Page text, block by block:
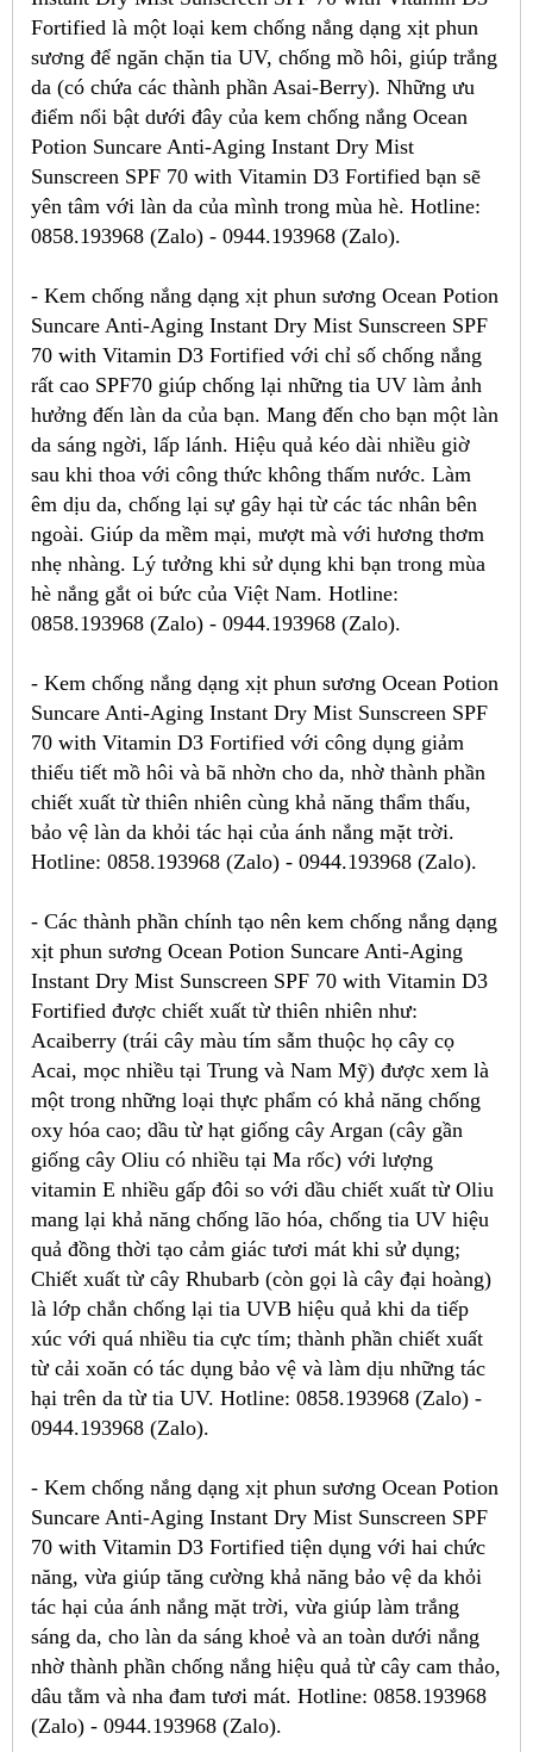
Fortified là một loại kem chống nắng dạng xịt phun
sương để ngăn chặn tia UV, chống mồ hôi, giúp trắng
da (có chứa các thành phần Asai-Berry). Những ưu
điểm nổi bật dưới đây của kem chống nắng Ocean
Potion Suncare Anti-Aging Instant Dry Mist
Sunscreen SPF 70 with Vitamin D3 Fortified bạn sẽ
yên tâm với làn da của mình trong mùa hè. Hotline:
0858.193968 (Zalo) - 0944.193968 (Zalo).
- Kem chống nắng dạng xịt phun sương Ocean Potion
Suncare Anti-Aging Instant Dry Mist Sunscreen SPF
70 with Vitamin D3 Fortified với chỉ số chống nắng
rất cao SPF70 giúp chống lại những tia UV làm ảnh
hưởng đến làn da của bạn. Mang đến cho bạn một làn
da sáng ngời, lấp lánh. Hiệu quả kéo dài nhiều giờ
sau khi thoa với công thức không thấm nước. Làm
êm dịu da, chống lại sự gây hại từ các tác nhân bên
ngoài. Giúp da mềm mại, mượt mà với hương thơm
nhẹ nhàng. Lý tưởng khi sử dụng khi bạn trong mùa
hè nắng gắt oi bức của Việt Nam. Hotline:
0858.193968 (Zalo) - 0944.193968 (Zalo).
- Kem chống nắng dạng xịt phun sương Ocean Potion
Suncare Anti-Aging Instant Dry Mist Sunscreen SPF
70 with Vitamin D3 Fortified với công dụng giảm
thiểu tiết mồ hôi và bã nhờn cho da, nhờ thành phần
chiết xuất từ thiên nhiên cùng khả năng thẩm thấu,
bảo vệ làn da khỏi tác hại của ánh nắng mặt trời.
Hotline: 0858.193968 (Zalo) - 0944.193968 (Zalo).
- Các thành phần chính tạo nên kem chống nắng dạng
xịt phun sương Ocean Potion Suncare Anti-Aging
Instant Dry Mist Sunscreen SPF 70 with Vitamin D3
Fortified được chiết xuất từ thiên nhiên như:
Acaiberry (trái cây màu tím sẫm thuộc họ cây cọ
Acai, mọc nhiều tại Trung và Nam Mỹ) được xem là
một trong những loại thực phẩm có khả năng chống
oxy hóa cao; dầu từ hạt giống cây Argan (cây gần
giống cây Oliu có nhiều tại Ma rốc) với lượng
vitamin E nhiều gấp đôi so với dầu chiết xuất từ Oliu
mang lại khả năng chống lão hóa, chống tia UV hiệu
quả đồng thời tạo cảm giác tươi mát khi sử dụng;
Chiết xuất từ cây Rhubarb (còn gọi là cây đại hoàng)
là lớp chắn chống lại tia UVB hiệu quả khi da tiếp
xúc với quá nhiều tia cực tím; thành phần chiết xuất
từ cải xoăn có tác dụng bảo vệ và làm dịu những tác
hại trên da từ tia UV. Hotline: 0858.193968 (Zalo) -
0944.193968 (Zalo).
- Kem chống nắng dạng xịt phun sương Ocean Potion
Suncare Anti-Aging Instant Dry Mist Sunscreen SPF
70 with Vitamin D3 Fortified tiện dụng với hai chức
năng, vừa giúp tăng cường khả năng bảo vệ da khỏi
tác hại của ánh nắng mặt trời, vừa giúp làm trắng
sáng da, cho làn da sáng khoẻ và an toàn dưới nắng
nhờ thành phần chống nắng hiệu quả từ cây cam thảo,
dâu tằm và nha đam tươi mát. Hotline: 0858.193968
(Zalo) - 0944.193968 (Zalo).